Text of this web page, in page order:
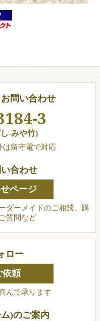
問い合わせ
3
-みや竹)
留守電で対応
合わせ
ページ
ダーメイドのご相談、購
質問など
ロー
依頼
んで承ります
)のご案内